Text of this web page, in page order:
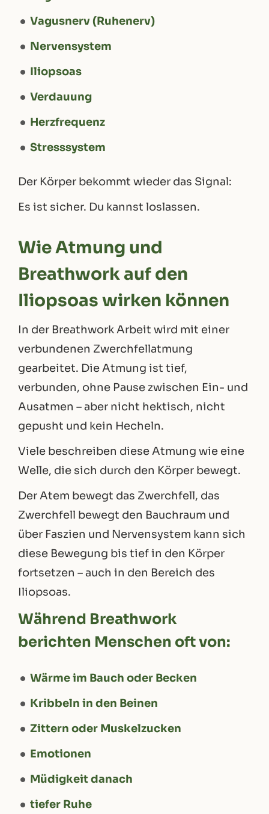
Vagusnerv (Ruhenerv)
Nervensystem
Iliopsoas
Verdauung
Herzfrequenz
Stresssystem
Der Körper bekommt wieder das Signal:
Es ist sicher. Du kannst loslassen.
Wie Atmung und
Breathwork auf den
Iliopsoas wirken können
In der Breathwork Arbeit wird mit einer
verbundenen Zwerchfellatmung
gearbeitet. Die Atmung ist tief,
verbunden, ohne Pause zwischen Ein- und
Ausatmen – aber nicht hektisch, nicht
gepusht und kein Hecheln.
Viele beschreiben diese Atmung wie eine
Welle, die sich durch den Körper bewegt.
Der Atem bewegt das Zwerchfell, das
Zwerchfell bewegt den Bauchraum und
über Faszien und Nervensystem kann sich
diese Bewegung bis tief in den Körper
fortsetzen – auch in den Bereich des
Iliopsoas.
Während Breathwork
berichten Menschen oft von:
Wärme im Bauch oder Becken
Kribbeln in den Beinen
Zittern oder Muskelzucken
Emotionen
Müdigkeit danach
tiefer Ruhe